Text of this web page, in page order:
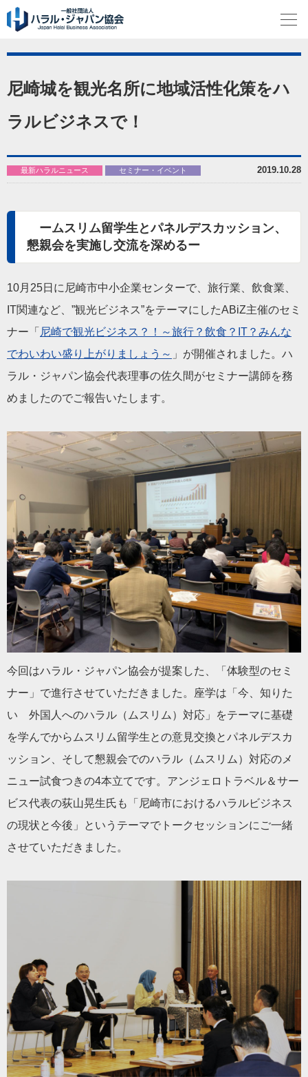
尼崎城を観光名所に地域活性化策をハ
ラルビジネスで！
2019.10.28
最新ハラルニュース セミナー・イベント
ームスリム留学生とパネルデスカッション、
懇親会を実施し交流を深めるー
10月25日に尼崎市中小企業センターで、旅行業、飲食業、
IT関連など、”観光ビジネス”をテーマにしたABiZ主催のセミ
ナー「 尼崎で観光ビジネス？！～旅行？飲食？IT？みんな
でわいわい盛り上がりましょう～ 」が開催されました。ハ
ラル・ジャパン協会代表理事の佐久間がセミナー講師を務
めましたのでご報告いたします。
今回はハラル・ジャパン協会が提案した、「体験型のセミ
ナー」で進行させていただきました。座学は「今、知りた
い 外国人へのハラル（ムスリム）対応」をテーマに基礎
を学んでからムスリム留学生との意見交換とパネルデスカ
ッション、そして懇親会でのハラル（ムスリム）対応のメ
ニュー試食つきの4本立てです。アンジェロトラベル＆サー
ビス代表の荻山晃生氏も「尼崎市におけるハラルビジネス
の現状と今後」というテーマでトークセッションにご一緒
させていただきました。